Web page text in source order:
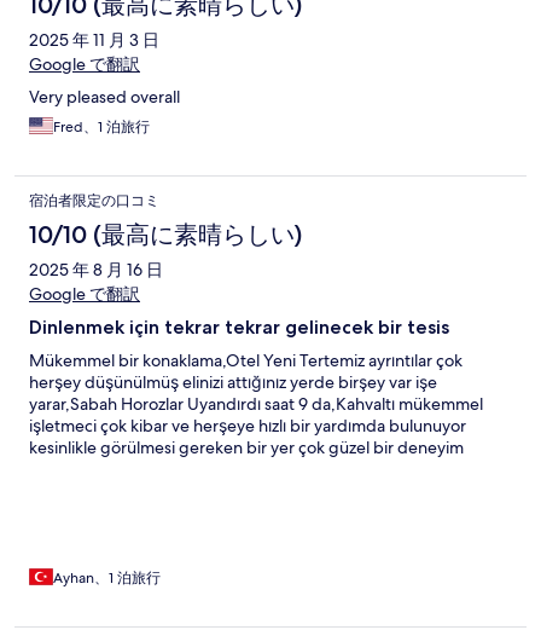
2025 年 11 月 3 日
Google で翻訳
Very pleased overall
Fred、1 泊旅行
宿泊者限定の口コミ
10/10 (最高に素晴らしい)
2025 年 8 月 16 日
Google で翻訳
Dinlenmek için tekrar tekrar gelinecek bir tesis
Mükemmel bir konaklama,Otel Yeni Tertemiz ayrıntılar çok
herşey düşünülmüş elinizi attığınız yerde birşey var işe
yarar,Sabah Horozlar Uyandırdı saat 9 da,Kahvaltı mükemmel
işletmeci çok kibar ve herşeye hızlı bir yardımda bulunuyor
kesinlikle görülmesi gereken bir yer çok güzel bir deneyim
Ayhan、1 泊旅行